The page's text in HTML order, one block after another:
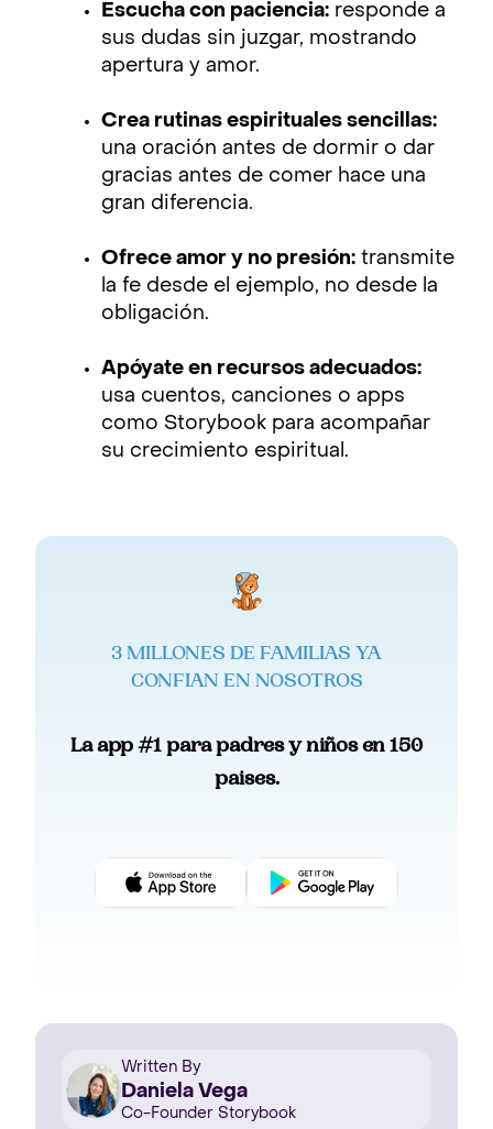
Escucha con paciencia: responde a
sus dudas sin juzgar, mostrando
apertura y amor.
Crea rutinas espirituales sencillas:
una oración antes de dormir o dar
gracias antes de comer hace una
gran diferencia.
Ofrece amor y no presión: transmite
la fe desde el ejemplo, no desde la
obligación.
Apóyate en recursos adecuados:
usa cuentos, canciones o apps
como Storybook para acompañar
su crecimiento espiritual.
3 MILLONES DE FAMILIAS YA
CONFIAN EN NOSOTROS
La app #1 para padres y niños en 150
paises.
Written By
Daniela Vega
Co-Founder Storybook